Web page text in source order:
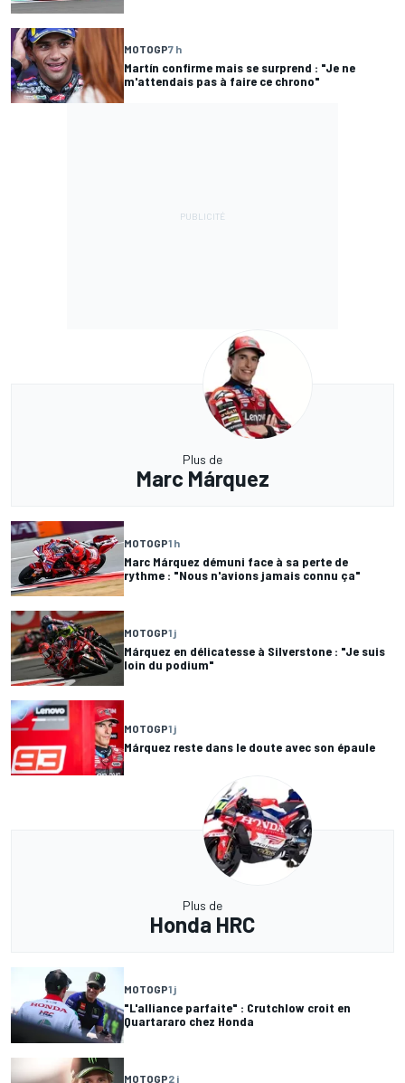
MOTOGP7 h
Martín confirme mais se surprend : "Je ne
m'attendais pas à faire ce chrono"
Plus de
Marc Márquez
MOTOGP1 h
Marc Márquez démuni face à sa perte de
rythme : "Nous n'avions jamais connu ça"
MOTOGP1 j
Márquez en délicatesse à Silverstone : "Je suis
loin du podium"
MOTOGP1 j
Márquez reste dans le doute avec son épaule
Plus de
Honda HRC
MOTOGP1 j
"L'alliance parfaite" : Crutchlow croit en
Quartararo chez Honda
MOTOGP2 j